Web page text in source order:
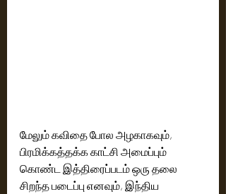
மேலும் கவிதை போல அழகாகவும்,
பிரமிக்கத்தக்க காட்சி அமைப்பும்
கொண்ட இத்திரைப்படம் ஒரு தலை
சிறந்த படைப்பு எனவும், இந்திய